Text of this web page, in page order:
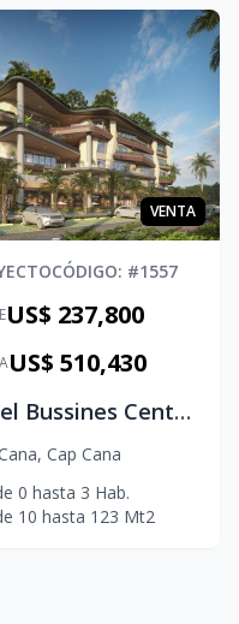
VENTA
CÓDIGO: #1557
US$ 237,800
US$ 510,430
Level Bussines Center: en Cap Cana, locales comerciales
, Cap Cana
0 hasta 3 Hab.
10 hasta 123 Mt2